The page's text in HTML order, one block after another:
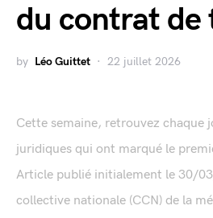
du contrat de
by Léo Guittet 22 juillet 2026
Cette semaine, retrouvez chaque
juridiques qui ont marqué le
Article publié initialement le 30/
collective nationale (CCN) de la